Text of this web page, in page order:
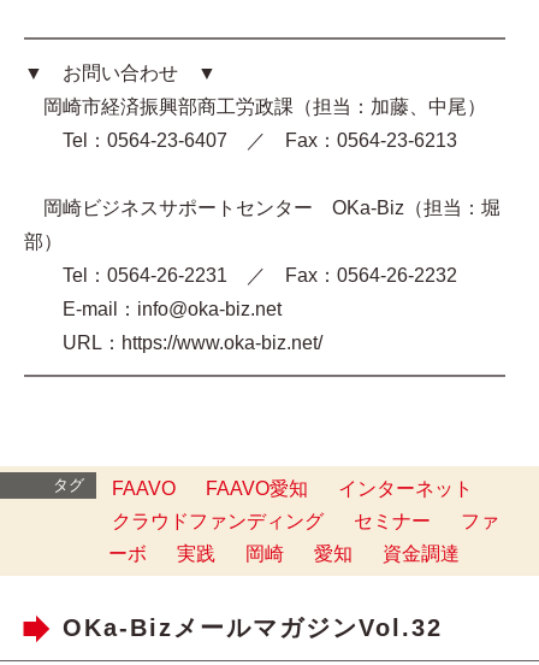
━━━━━━━━━━━━━━━━━━━━━━━━━
▼ お問い合わせ ▼
岡崎市経済振興部商工労政課（担当：加藤、中尾）
Tel：0564-23-6407 ／ Fax：0564-23-6213
岡崎ビジネスサポートセンター OKa-Biz（担当：堀
部）
Tel：0564-26-2231 ／ Fax：0564-26-2232
E-mail：info@oka-biz.net
URL：https://www.oka-biz.net/
━━━━━━━━━━━━━━━━━━━━━━━━━
タグ FAAVO FAAVO愛知
インターネット
クラウドファンディング
セミナー
ファ
ーボ
実践 岡崎 愛知 資金調達
OKa-BizメールマガジンVol.32